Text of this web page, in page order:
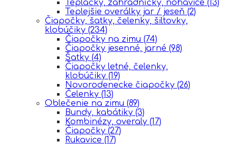
Tepláčky, zahradníčky, nohavice (13)
Teplejšie overálky jar / jeseň (2)
Čiapočky, šatky, čelenky, šiltovky,
klobúčiky (234)
Čiapočky na zimu (74)
Čiapočky jesenné, jarné (98)
Šatky (4)
Čiapočky letné, čelenky,
klobúčiky (19)
Novorodenecke čiapočky (26)
Čelenky (13)
Oblečenie na zimu (89)
Bundy, kabátiky (3)
Kombinézy, overaly (17)
Čiapočky (27)
Rukavice (17)